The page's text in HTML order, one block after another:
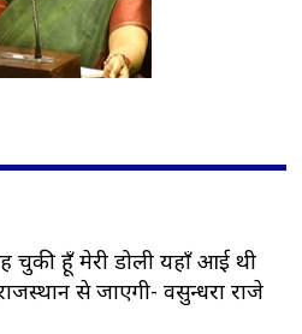
चुकी हूँ मेरी डोली यहाँ आई थी
से जाएगी- वसुन्धरा राजे